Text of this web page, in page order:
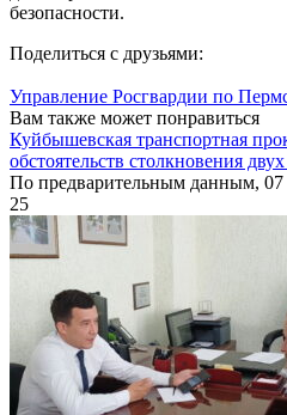
безопасности.
Поделиться с друзьями:
Управление Росгвардии по
Вам также может понравиться
Куйбышевская транспортная
обстоятельств столкновения
По предварительным данным, 07
25